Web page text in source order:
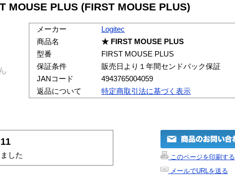
PLUS (FIRST MOUSE PLUS)
メーカー
Logitec
商品名
★ FIRST MOUSE PLUS
型番
FIRST MOUSE PLUS
保証条件
販売日より１年間センドバック保証
JANコード
4943765004059
返品について
特定商取引法に基づく表示
した
このページを印刷する
メールでURLを送る